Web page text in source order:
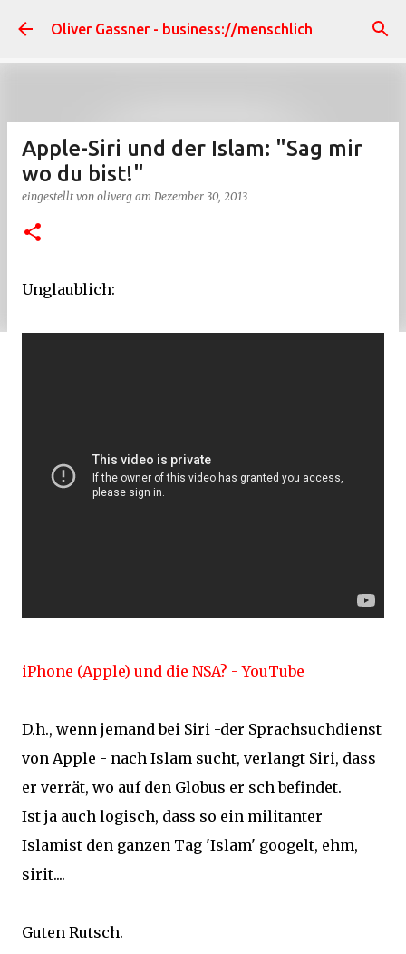
Direkt zum Hauptbereich
Oliver Gassner - business://menschlich
Apple-Siri und der Islam: "Sag mir
wo du bist!"
eingestellt von oliverg am Dezember 30, 2013
Unglaublich:
iPhone (Apple) und die NSA? - YouTube
D.h., wenn jemand bei Siri -der Sprachsuchdienst
von Apple - nach Islam sucht, verlangt Siri, dass
er verrät, wo auf den Globus er sch befindet.
Ist ja auch logisch, dass so ein militanter
Islamist den ganzen Tag 'Islam' googelt, ehm,
sirit....
Guten Rutsch.